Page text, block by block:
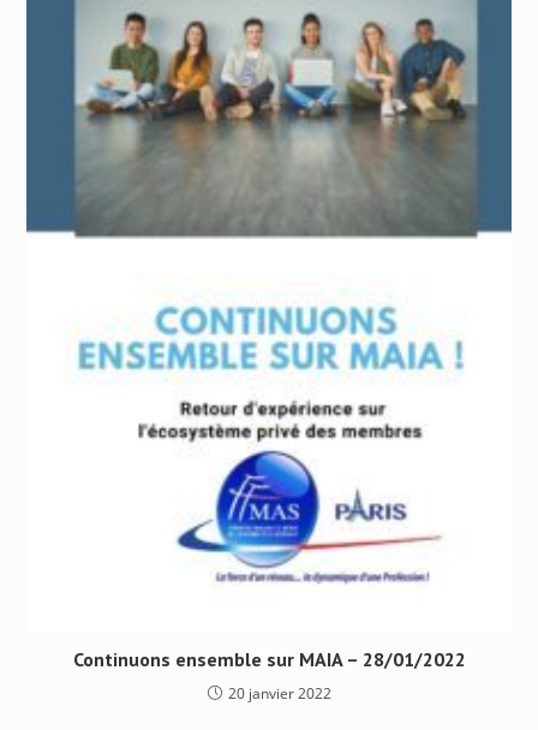
Continuons ensemble sur MAIA – 28/01/2022
20 janvier 2022